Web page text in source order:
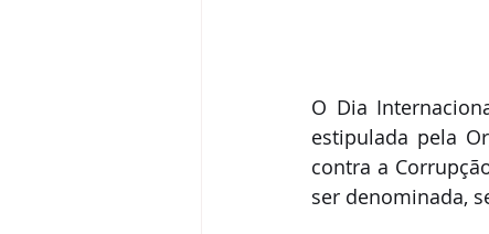
O Dia
estipulada pela
contra a
ser denominada,